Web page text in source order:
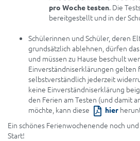
pro Woche testen. Die
bereitgestellt und in der
Schülerinnen und Schüler, deren
grundsätzlich ablehnen, dürfen
und müssen zu Hause beschult
Einverständniserklärungen gelten
selbstverständlich jederzeit
keine Einverständniserklärung
den Ferien am Testen (und damit
möchte, kann diese
hier
Ein schönes Ferienwochenende noch
Start!